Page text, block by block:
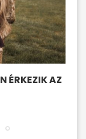
ÉRKEZIK AZ